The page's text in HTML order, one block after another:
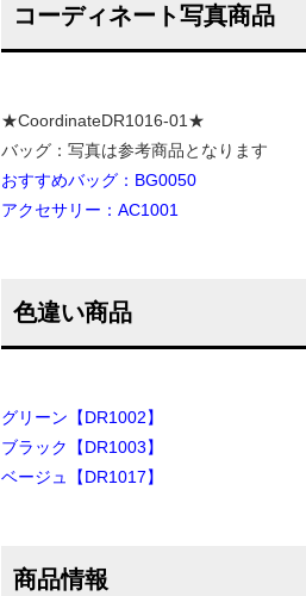
コーディネート写真商品
★CoordinateDR1016-01★
バッグ：写真は参考商品となります
おすすめバッグ：BG0050
アクセサリー：AC1001
色違い商品
グリーン【DR1002】
ブラック【DR1003】
ベージュ【DR1017】
商品情報